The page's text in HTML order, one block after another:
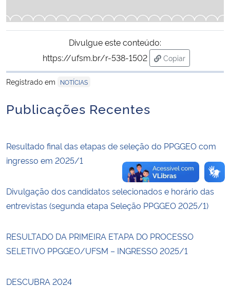
Gabinete de Segurança Institucional
Planalto
Divulgue este conteúdo:
https://ufsm.br/r-538-1502
Copiar
para área de
Registrado em
NOTÍCIAS
Publicações Recentes
Resultado final das etapas de seleção do PPGGEO com
ingresso em 2025/1
Divulgação dos candidatos selecionados e horário das
entrevistas (segunda etapa Seleção PPGGEO 2025/1)
RESULTADO DA PRIMEIRA ETAPA DO PROCESSO
SELETIVO PPGGEO/UFSM – INGRESSO 2025/1
DESCUBRA 2024